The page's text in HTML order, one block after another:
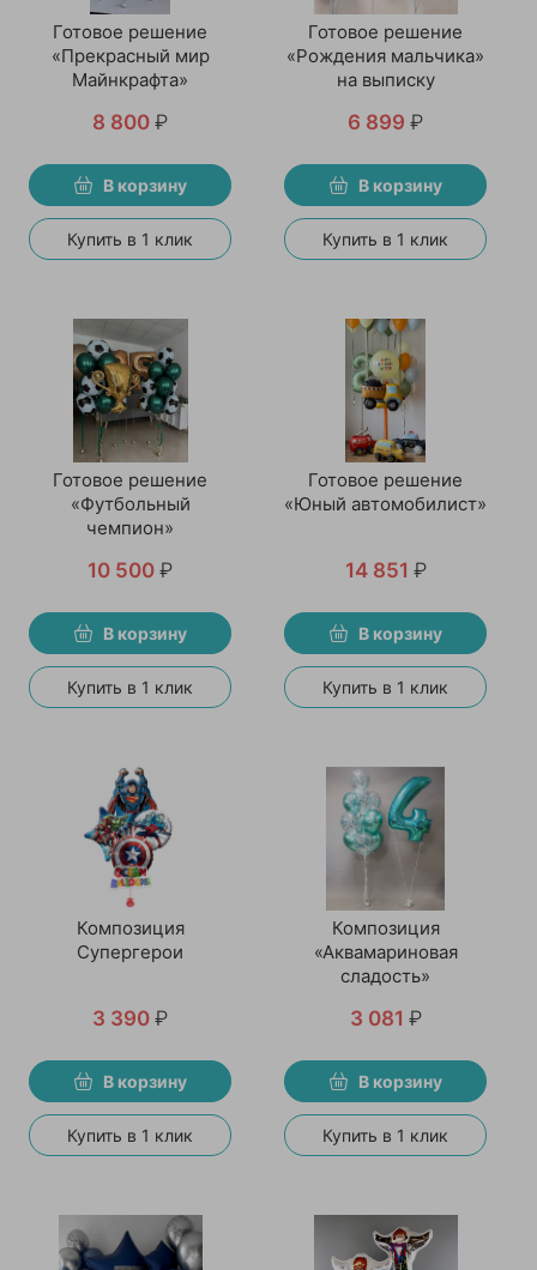
Готовое решение
«Прекрасный мир
Майнкрафта»
8 800 ₽
В корзину
Купить в 1 клик
Готовое решение
«Рождения мальчика»
на выписку
6 899 ₽
В корзину
Купить в 1 клик
Готовое решение
«Футбольный
чемпион»
10 500 ₽
В корзину
Купить в 1 клик
Готовое решение
«Юный автомобилист»
14 851 ₽
В корзину
Купить в 1 клик
Композиция
Супергерои
3 390 ₽
В корзину
Купить в 1 клик
Композиция
«Аквамариновая
сладость»
3 081 ₽
В корзину
Купить в 1 клик